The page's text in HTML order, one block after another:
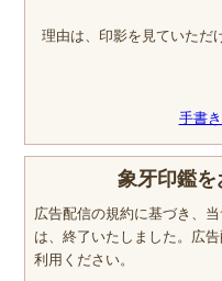
理由は、印影を見ていただ
手書
象牙印鑑
広告配信の規約に基づき、
は、終了いたしました。広
利用ください。